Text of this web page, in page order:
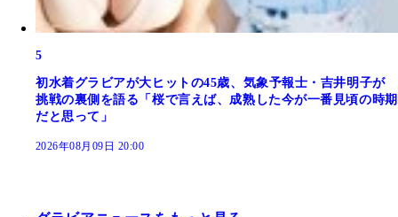
5
初水着グラビアが大ヒットの45歳、気象予報士・吉井明子が
挑戦の裏側を語る「桜で言えば、成熟した今が一番見頃の時期
だと思って」
2026年08月09日 20:00